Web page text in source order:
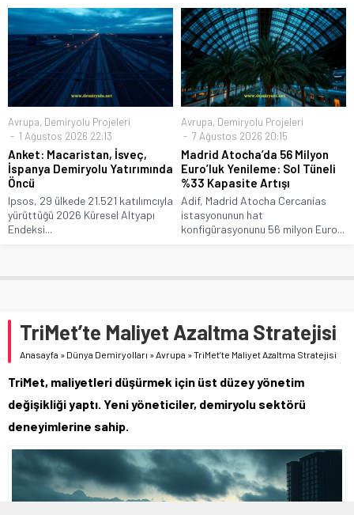
Avrupa, Demiryolu Projeleri
1 Ağustos 2026 22:13
Anket: Macaristan, İsveç,
İspanya Demiryolu Yatırımında
Öncü
Ipsos, 29 ülkede 21.521 katılımcıyla
yürüttüğü 2026 Küresel Altyapı
Endeksi...
Avrupa, Demiryolu Projeleri
7 Ağustos 2026 20:15
Madrid Atocha’da 56 Milyon
Euro’luk Yenileme: Sol Tüneli
%33 Kapasite Artışı
Adif, Madrid Atocha Cercanías
istasyonunun hat
konfigürasyonunu 56 milyon Euro...
TriMet’te Maliyet Azaltma Stratejisi
Anasayfa » Dünya Demiryolları »Avrupa »TriMet’te Maliyet Azaltma Stratejisi
TriMet, maliyetleri düşürmek için üst düzey yönetim
değişikliği yaptı. Yeni yöneticiler, demiryolu sektörü
deneyimlerine sahip.